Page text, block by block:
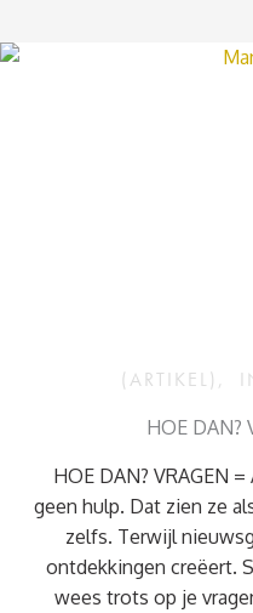
(ARTIKEL) ,
HOE DAN?
HOE DAN? VRAGEN
geen hulp. Dat zien ze
zelfs. Terwijl
ontdekkingen creëert.
wees trots op je